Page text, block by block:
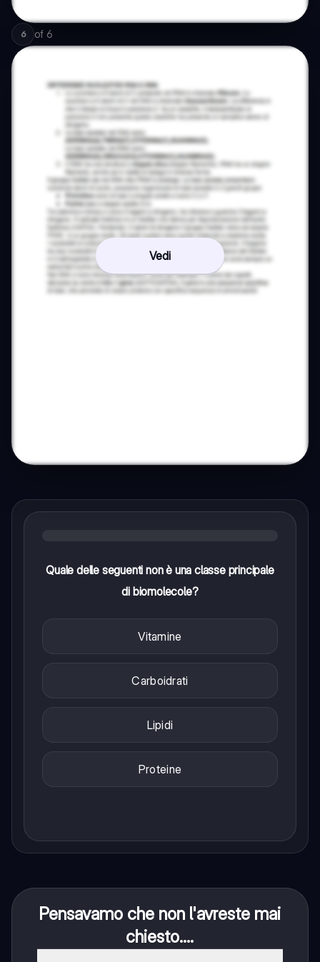
6 of 6
Vedi
Quale delle seguenti non è una classe principale
di biomolecole?
Vitamine
Carboidrati
Lipidi
Proteine
Pensavamo che non l'avreste mai
chiesto....